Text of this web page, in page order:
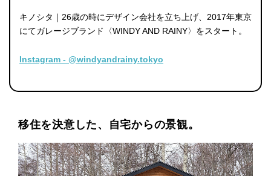
キノシタ｜26歳の時にデザイン会社を立ち上げ、2017年東京
にてガレージブランド〈WINDY AND RAINY〉をスタート。
Instagram - @windyandrainy.tokyo
移住を決意した、自宅からの景観。